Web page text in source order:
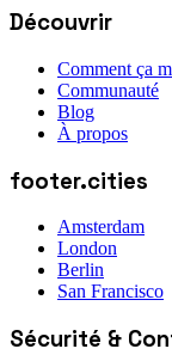
Découvrir
Comment ça
Communauté
Blog
À propos
footer.cities
Amsterdam
London
Berlin
San Francisco
Sécurité &